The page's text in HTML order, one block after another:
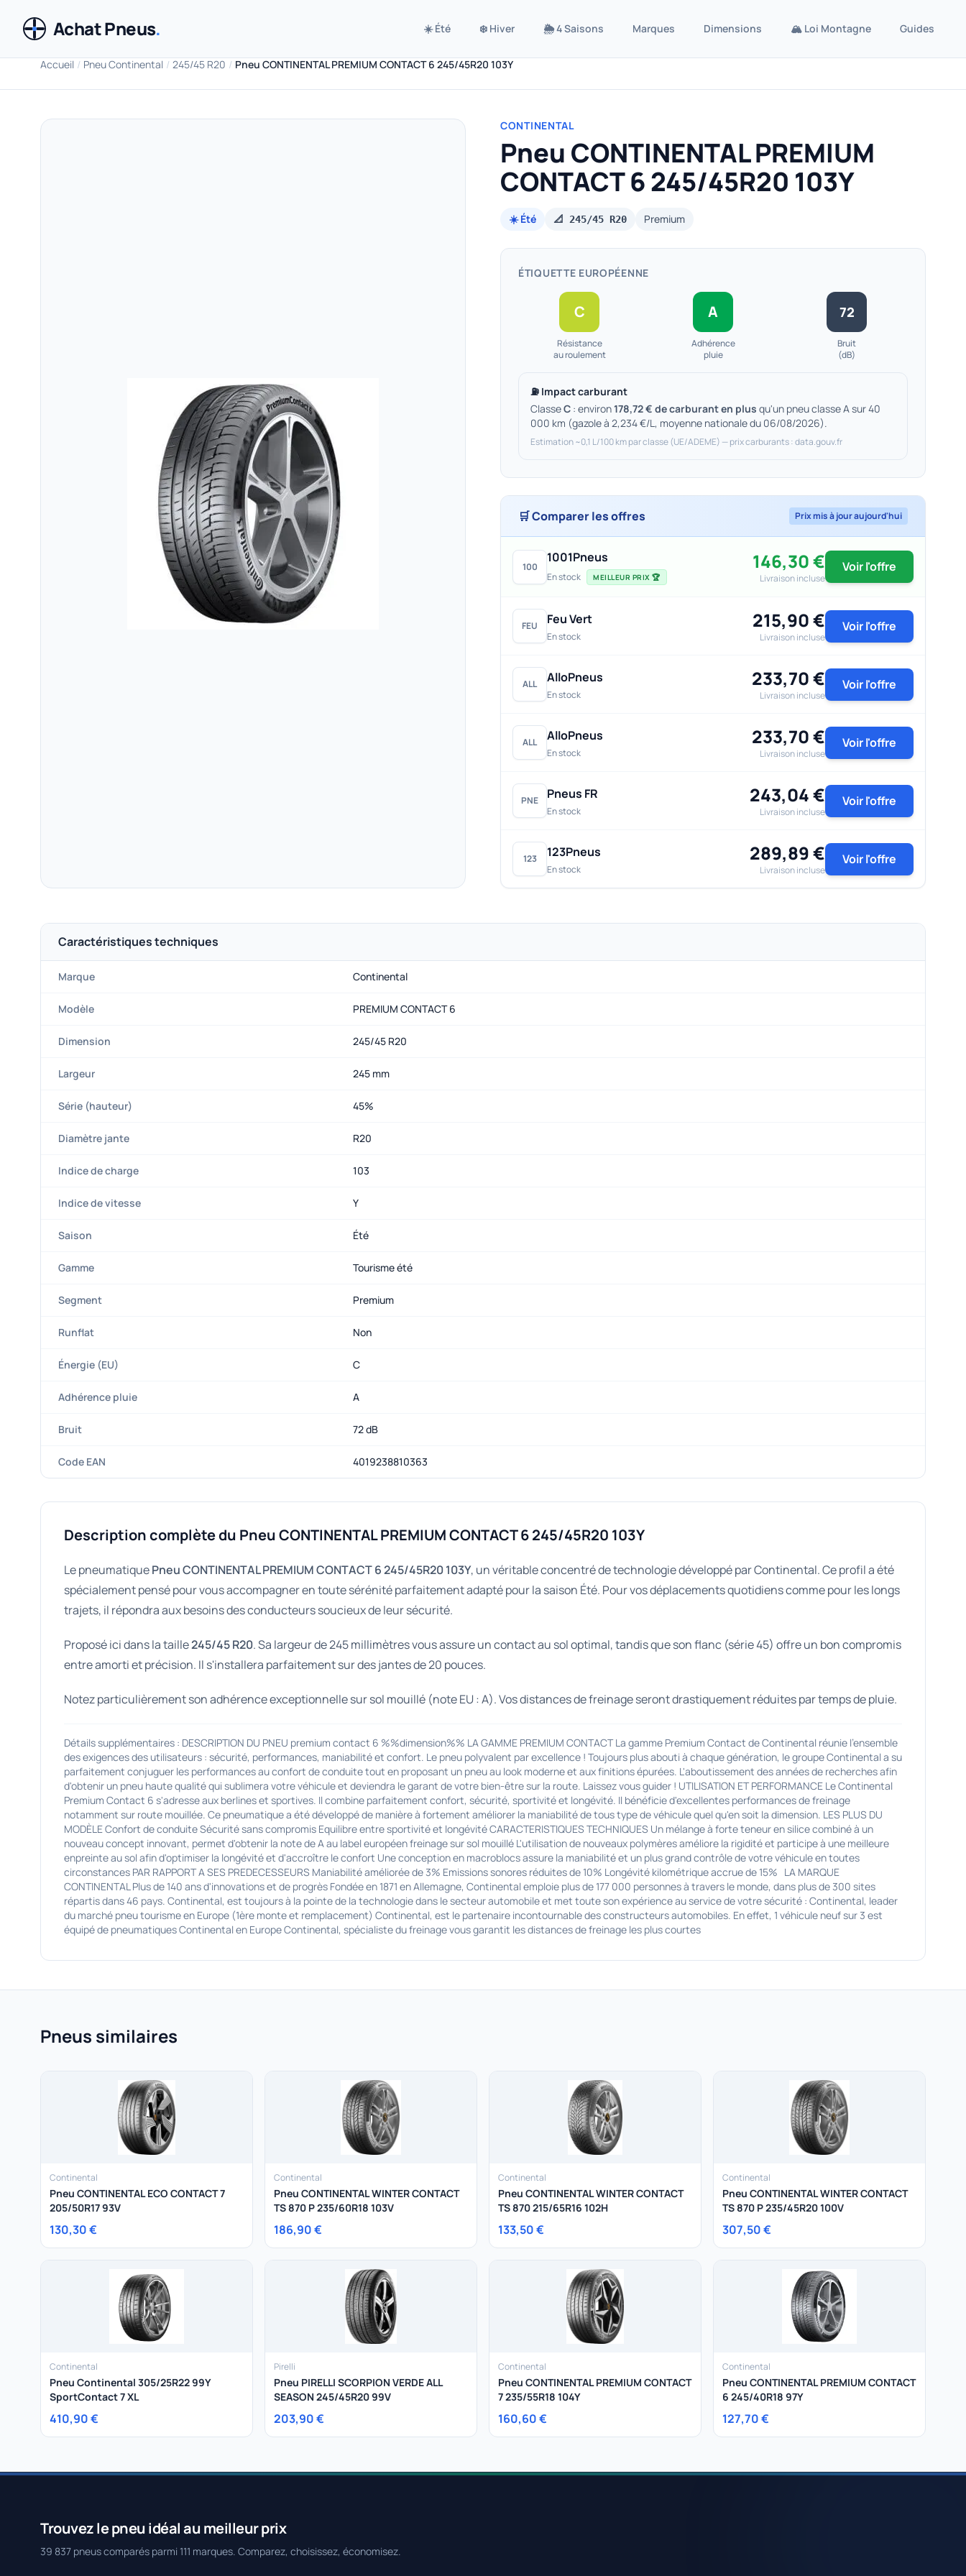
Achat Pneus. ☀️ Été ❄️ Hiver 🌦️ 4 Saisons Marques Dimensions 🏔️ Loi Montagne Guides
Accueil / Pneu Continental / 245/45 R20 / Pneu CONTINENTAL PREMIUM CONTACT 6 245/45R20 103Y
CONTINENTAL
Pneu CONTINENTAL PREMIUM
CONTACT 6 245/45R20 103Y
☀️ Été 📐 245/45 R20 Premium
ÉTIQUETTE EUROPÉENNE
C
Résistance
au roulement
A
Adhérence
pluie
72
Bruit
(dB)
⛽ Impact carburant
ClasseC : environ178,72 € de carburant en plus qu'un pneu classe A sur 40
000 km (gazole à 2,234 €/L, moyenne nationale du 06/08/2026).
Estimation ~0,1 L/100 km par classe (UE/ADEME) — prix carburants : data.gouv.fr
🛒 Comparer les offres Prix mis à jour aujourd'hui
100
1001Pneus
En stock MEILLEUR PRIX 🏆
146,30 €
Livraison incluse
Voir l'offre
FEU Feu Vert
En stock
215,90 €
Livraison incluse
Voir l'offre
ALL AlloPneus
En stock
233,70 €
Livraison incluse
Voir l'offre
ALL AlloPneus
En stock
233,70 €
Livraison incluse
Voir l'offre
PNE Pneus FR
En stock
243,04 €
Livraison incluse
Voir l'offre
123 123Pneus
En stock
289,89 €
Livraison incluse
Voir l'offre
Caractéristiques techniques
Marque Continental
Modèle PREMIUM CONTACT 6
Dimension 245/45 R20
Largeur 245 mm
Série (hauteur) 45%
Diamètre jante R20
Indice de charge 103
Indice de vitesse Y
Saison Été
Gamme Tourisme été
Segment Premium
Runflat Non
Énergie (EU) C
Adhérence pluie A
Bruit 72 dB
Code EAN 4019238810363
Description complète du Pneu CONTINENTAL PREMIUM CONTACT 6 245/45R20 103Y
Le pneumatiquePneu CONTINENTAL PREMIUM CONTACT 6 245/45R20 103Y, un véritable concentré de technologie développé par Continental. Ce profil a été
spécialement pensé pour vous accompagner en toute sérénité parfaitement adapté pour la saison Été. Pour vos déplacements quotidiens comme pour les longs
trajets, il répondra aux besoins des conducteurs soucieux de leur sécurité.
Proposé ici dans la taille245/45 R20. Sa largeur de 245 millimètres vous assure un contact au sol optimal, tandis que son flanc (série 45) offre un bon compromis
entre amorti et précision. Il s'installera parfaitement sur des jantes de 20 pouces.
Notez particulièrement son adhérence exceptionnelle sur sol mouillé (note EU : A). Vos distances de freinage seront drastiquement réduites par temps de pluie.
Détails supplémentaires : DESCRIPTION DU PNEU premium contact 6 %%dimension%% LA GAMME PREMIUM CONTACT La gamme Premium Contact de Continental réunie l'ensemble
des exigences des utilisateurs : sécurité, performances, maniabilité et confort. Le pneu polyvalent par excellence ! Toujours plus abouti à chaque génération, le groupe Continental a su
parfaitement conjuguer les performances au confort de conduite tout en proposant un pneu au look moderne et aux finitions épurées. L'aboutissement des années de recherches afin
d'obtenir un pneu haute qualité qui sublimera votre véhicule et deviendra le garant de votre bien-être sur la route. Laissez vous guider ! UTILISATION ET PERFORMANCE Le Continental
Premium Contact 6 s'adresse aux berlines et sportives. Il combine parfaitement confort, sécurité, sportivité et longévité. Il bénéficie d'excellentes performances de freinage
notamment sur route mouillée. Ce pneumatique a été développé de manière à fortement améliorer la maniabilité de tous type de véhicule quel qu'en soit la dimension. LES PLUS DU
MODÈLE Confort de conduite Sécurité sans compromis Equilibre entre sportivité et longévité CARACTERISTIQUES TECHNIQUES Un mélange à forte teneur en silice combiné à un
nouveau concept innovant, permet d'obtenir la note de A au label européen freinage sur sol mouillé L'utilisation de nouveaux polymères améliore la rigidité et participe à une meilleure
enpreinte au sol afin d'optimiser la longévité et d'accroître le confort Une conception en macroblocs assure la maniabilité et un plus grand contrôle de votre véhicule en toutes
circonstances PAR RAPPORT A SES PREDECESSEURS Maniabilité améliorée de 3% Emissions sonores réduites de 10% Longévité kilométrique accrue de 15% LA MARQUE
CONTINENTAL Plus de 140 ans d'innovations et de progrès Fondée en 1871 en Allemagne, Continental emploie plus de 177 000 personnes à travers le monde, dans plus de 300 sites
répartis dans 46 pays. Continental, est toujours à la pointe de la technologie dans le secteur automobile et met toute son expérience au service de votre sécurité : Continental, leader
du marché pneu tourisme en Europe (1ère monte et remplacement) Continental, est le partenaire incontournable des constructeurs automobiles. En effet, 1 véhicule neuf sur 3 est
équipé de pneumatiques Continental en Europe Continental, spécialiste du freinage vous garantit les distances de freinage les plus courtes
Pneus similaires
Continental
Pneu CONTINENTAL ECO CONTACT 7
205/50R17 93V
130,30 €
Continental
Pneu CONTINENTAL WINTER CONTACT
TS 870 P 235/60R18 103V
186,90 €
Continental
Pneu CONTINENTAL WINTER CONTACT
TS 870 215/65R16 102H
133,50 €
Continental
Pneu CONTINENTAL WINTER CONTACT
TS 870 P 235/45R20 100V
307,50 €
Continental
Pneu Continental 305/25R22 99Y
SportContact 7 XL
410,90 €
Pirelli
Pneu PIRELLI SCORPION VERDE ALL
SEASON 245/45R20 99V
203,90 €
Continental
Pneu CONTINENTAL PREMIUM CONTACT
7 235/55R18 104Y
160,60 €
Continental
Pneu CONTINENTAL PREMIUM CONTACT
6 245/40R18 97Y
127,70 €
Trouvez le pneu idéal au meilleur prix
39 837 pneus comparés parmi 111 marques. Comparez, choisissez, économisez.